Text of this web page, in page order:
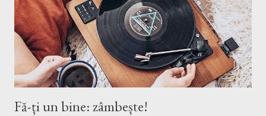
Fă-ți un bine: zâmbește!